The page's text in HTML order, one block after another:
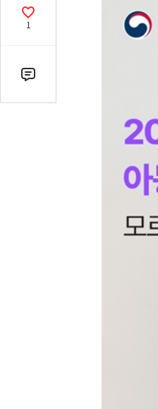
기
공
감
1
댓
글